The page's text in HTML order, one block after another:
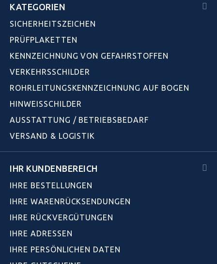
KATEGORIEN
SICHERHEITSZEICHEN
PRÜFPLAKETTEN
KENNZEICHNUNG VON GEFAHRSTOFFEN
VERKEHRSSCHILDER
ROHRLEITUNGSKENNZEICHNUNG AUF BOGEN
HINWEISSCHILDER
AUSSTATTUNG / BETRIEBSBEDARF
VERSAND & LOGISTIK
IHR KUNDENBEREICH
IHRE BESTELLUNGEN
IHRE WARENRÜCKSENDUNGEN
IHRE RÜCKVERGÜTUNGEN
IHRE ADRESSEN
IHRE PERSÖNLICHEN DATEN